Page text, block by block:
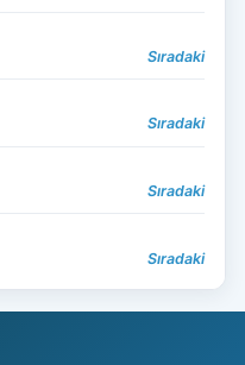
Sıradaki
Sıradaki
Sıradaki
Sıradaki